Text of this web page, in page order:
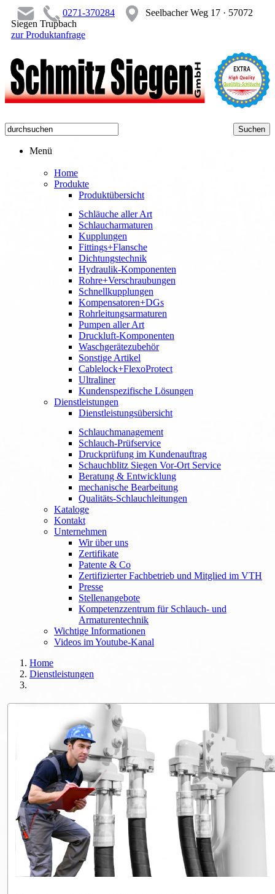
0271-370284
Seelbacher Weg 17 · 57072
Siegen Trupbach
zur Produktanfrage
Menü
Home
Produkte
Produktübersicht
Schläuche aller Art
Schlaucharmaturen
Kupplungen
Fittings+Flansche
Dichtungstechnik
Hydraulik-Komponenten
Rohre+Verschraubungen
Schnellkupplungen
Kompensatoren+DGs
Rohrleitungsarmaturen
Pumpen aller Art
Druckluft-Komponenten
Waschgerätezubehör
Sonstige Artikel
Cablelock+FlexoProtect
Ultraliner
Kundenspezifische Lösungen
Dienstleistungen
Dienstleistungsübersicht
Schlauchmanagement
Schlauch-Prüfservice
Druckprüfung im Kundenauftrag
Schauchblitz Siegen Vor-Ort Service
Beratung & Entwicklung
mechanische Bearbeitung
Qualitäts-Schlauchleitungen
Kataloge
Kontakt
Unternehmen
Wir über uns
Zertifikate
Patente & Co
Zertifizierter Fachbetrieb und Mitglied im VTH
Presse
Stellenangebote
Kompetenzzentrum für Schlauch- und
Armaturentechnik
Wichtige Informationen
Videos im Youtube-Kanal
Home
Dienstleistungen